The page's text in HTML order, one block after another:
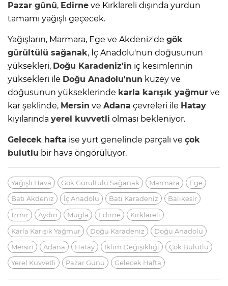
Pazar günü, Edirne ve Kırklareli dışında yurdun
tamamı yağışlı geçecek.
Yağışların, Marmara, Ege ve Akdeniz'de gök
gürültülü sağanak, İç Anadolu'nun doğusunun
yüksekleri, Doğu Karadeniz'in iç kesimlerinin
yüksekleri ile Doğu Anadolu'nun kuzey ve
doğusunun yükseklerinde karla karışık yağmur ve
kar şeklinde, Mersin ve Adana çevreleri ile Hatay
kıyılarında yerel kuvvetli olması bekleniyor.
Gelecek hafta ise yurt genelinde parçalı ve çok
bulutlu bir hava öngörülüyor.
Yağışlı Hava Gök Gürültülü Sağanak Marmara
Ege
Batı Akdeniz
İç Anadolu Batı Karadeniz
Balıkesir
İzmir
Aydın Mugla Edirne
Kırklareli
Karla Karışık Yağmur
Doğu Karadeniz
Doğu Anadolu
Mersin
Adana Hatay Iklim Değişikliği
Çok Bulutlu
Yerel Kuvvetli
Pazar Günü Gelecek Hafta